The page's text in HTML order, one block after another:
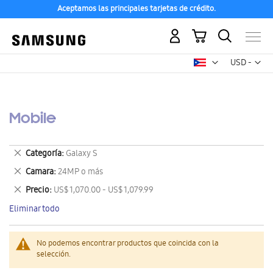
Aceptamos las principales tarjetas de crédito.
USD -
dólar
Mi carrito
Mobile
No podemos encontrar productos que coincida con la
selección.
Categoría Galaxy S
Eliminar
este
artículo
Camara 24MP o más
Eliminar
este
artículo
Precio US$ 1,070.00 - US$ 1,079.99
Eliminar
este
artículo
Eliminar todo